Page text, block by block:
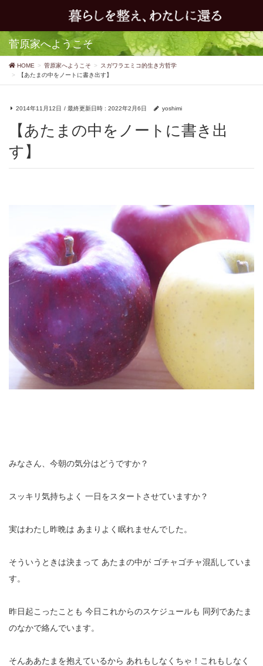
菅原家へようこそ
HOME 菅原家へようこそ
スガワラエミコ的生き方哲学
【あたまの中をノートに書き出す】
2014年11月12日 / 最終更新日時 : 2022年2月6日 yoshimi
【あたまの中をノートに書き出
す】
みなさん、今朝の気分はどうですか？
スッキリ気持ちよく 一日をスタートさせていますか？
実はわたし昨晩は あまりよく眠れませんでした。
そういうときは決まって あたまの中が ゴチャゴチャ混乱していま
す。
昨日起こったことも 今日これからのスケジュールも 同列であたま
のなかで絡んでいます。
そんああたまを抱えているから あれもしなくちゃ！これもしなく